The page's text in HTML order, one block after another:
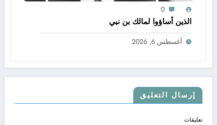
0
الذين أساؤوا لمالك بن نبي
أغسطس 6, 2026
إرسال التعليق
تعليقات